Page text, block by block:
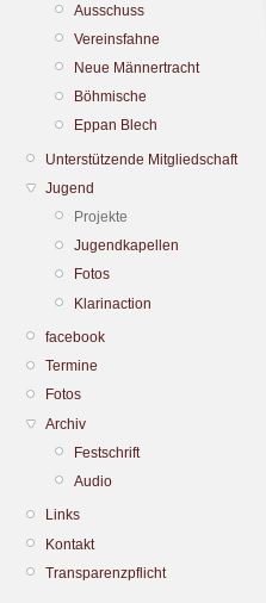
Ausschuss
Vereinsfahne
Neue Männertracht
Böhmische
Eppan Blech
Unterstützende Mitgliedschaft
Jugend
Projekte
Jugendkapellen
Fotos
Klarinaction
facebook
Termine
Fotos
Archiv
Festschrift
Audio
Links
Kontakt
Transparenzpflicht